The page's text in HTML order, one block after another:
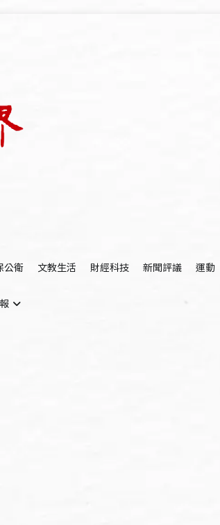
公衛 文教生活 財經科技 新聞評議 運動